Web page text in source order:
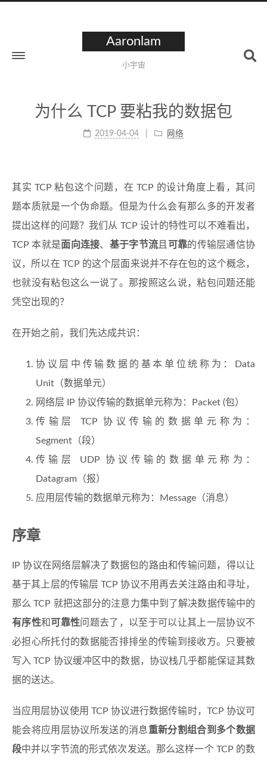
Aaronlam
小宇宙
为什么 TCP 要粘我的数据包
2019-04-04 网络
其实 TCP 粘包这个问题，在 TCP 的设计角度上看，其问
题本质就是一个伪命题。但是为什么会有那么多的开发者
提出这样的问题？我们从 TCP 设计的特性可以不难看出，
TCP 本就是面向连接、 基于字节流 且 可靠的传输层通信协
议，所以在 TCP 的这个层面来说并不存在包的这个概念，
也就没有粘包这么一说了。那按照这么说，粘包问题还能
凭空出现的？
在开始之前，我们先达成共识：
协议层中传输数据的基本单位统称为：Data
Unit（数据单元）
网络层 IP 协议传输的数据单元称为：Packet (包）
传输层 TCP 协议传输的数据单元称为：
Segment（段）
传输层 UDP 协议传输的数据单元称为：
Datagram（报）
应用层传输的数据单元称为：Message（消息）
序章
IP 协议在网络层解决了数据包的路由和传输问题，得以让
基于其上层的传输层 TCP 协议不用再去关注路由和寻址，
那么 TCP 就把这部分的注意力集中到了解决数据传输中的
有序性和 可靠性问题去了，以至于可以让其上一层协议不
必担心所托付的数据能否排排坐的传输到接收方。只要被
写入 TCP 协议缓冲区中的数据，协议栈几乎都能保证其数
据的送达。
当应用层协议使用 TCP 协议进行数据传输时，TCP 协议可
能会将应用层协议所发送的消息重新分割组合到多个数据
段中并以字节流的形式依次发送。那么这样一个 TCP 的数